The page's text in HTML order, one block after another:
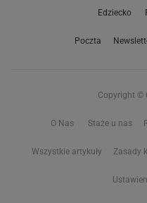
Edziecko
Poczta
Copyright ©
O Nas Staże u nas
Wszystkie artykuły Zasady